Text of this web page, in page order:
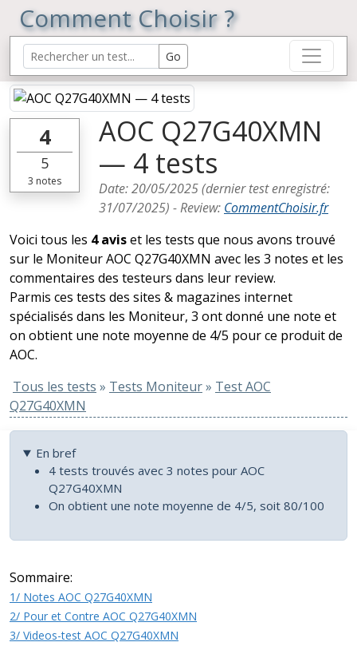
Comment Choisir ?
4
5
3 notes
AOC Q27G40XMN
— 4 tests
Date:20/05/2025(dernier test enregistré:
31/07/2025) -Review: CommentChoisir.fr
Voici tous les 4 aviset les tests que nous avons trouvé
sur le Moniteur AOC Q27G40XMN avec les 3 notes et les
commentaires des testeurs dans leur review.
Parmis ces tests des sites & magazines internet
spécialisés dans les Moniteur, 3 ont donné une note et
on obtient une note moyenne de 4/5 pour ce produit de
AOC.
Tous les tests » Tests Moniteur» Test AOC
Q27G40XMN
En bref
4 tests trouvés avec 3 notes pour AOC
Q27G40XMN
On obtient une note moyenne de 4/5, soit 80/100
Sommaire:
1/ Notes AOC Q27G40XMN
2/ Pour et Contre AOC Q27G40XMN
3/ Videos-test AOC Q27G40XMN